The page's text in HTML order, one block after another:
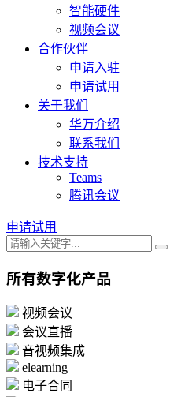
智能硬件
视频会议
合作伙伴
申请入驻
申请试用
关于我们
华万介绍
联系我们
技术支持
Teams
腾讯会议
申请试用
所有数字化产品
视频会议
会议直播
音视频集成
elearning
电子合同